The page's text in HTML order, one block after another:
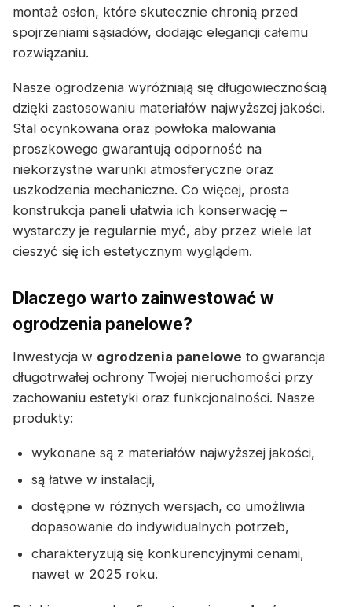
montaż osłon, które skutecznie chronią przed
spojrzeniami sąsiadów, dodając elegancji całemu
rozwiązaniu.
Nasze ogrodzenia wyróżniają się długowiecznością
dzięki zastosowaniu materiałów najwyższej jakości.
Stal ocynkowana oraz powłoka malowania
proszkowego gwarantują odporność na
niekorzystne warunki atmosferyczne oraz
uszkodzenia mechaniczne. Co więcej, prosta
konstrukcja paneli ułatwia ich konserwację –
wystarczy je regularnie myć, aby przez wiele lat
cieszyć się ich estetycznym wyglądem.
Dlaczego warto zainwestować w
ogrodzenia panelowe?
Inwestycja w ogrodzenia panelowe to gwarancja
długotrwałej ochrony Twojej nieruchomości przy
zachowaniu estetyki oraz funkcjonalności. Nasze
produkty:
wykonane są z materiałów najwyższej jakości,
są łatwe w instalacji,
dostępne w różnych wersjach, co umożliwia
dopasowanie do indywidualnych potrzeb,
charakteryzują się konkurencyjnymi cenami,
nawet w 2025 roku.